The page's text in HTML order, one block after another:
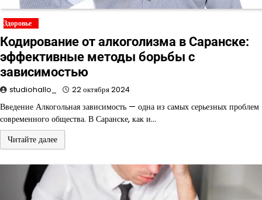
Здоровье
Кодирование от алкоголизма в Саранске:
эффективные методы борьбы с
зависимостью
studiohallo_ 22 октября 2024
Введение Алкогольная зависимость — одна из самых серьезных проблем
современного общества. В Саранске, как и…
Читайте далее